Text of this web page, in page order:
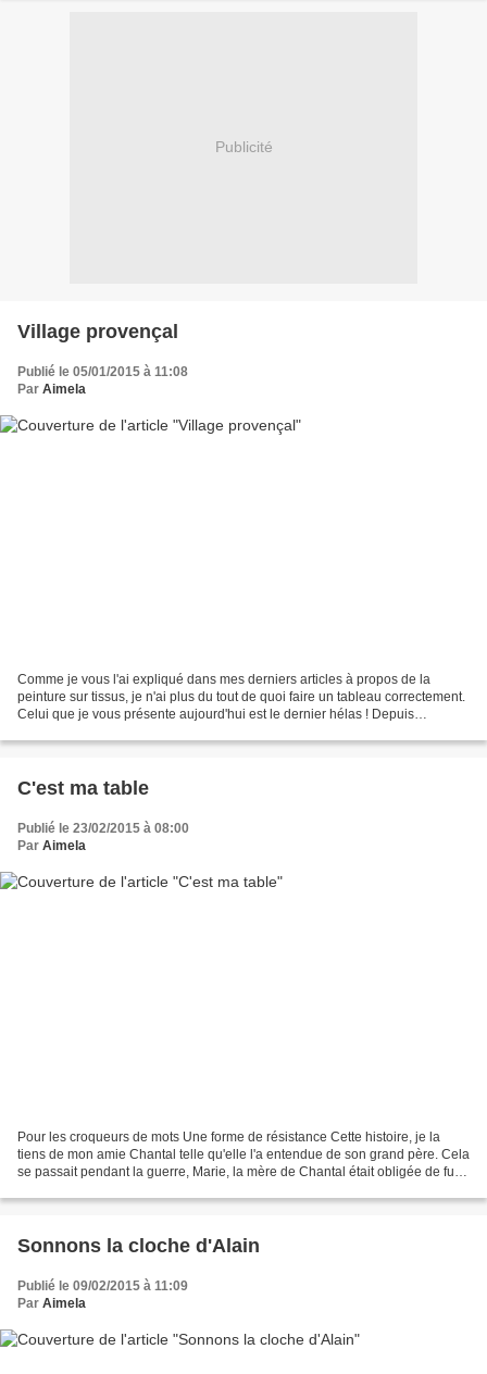
Publicité
Village provençal
Publié le 05/01/2015 à 11:08
Par Aimela
Comme je vous l'ai expliqué dans mes derniers articles à propos de la
peinture sur tissus, je n'ai plus du tout de quoi faire un tableau correctement.
Celui que je vous présente aujourd'hui est le dernier hélas ! Depuis
C'est ma table
Publié le 23/02/2015 à 08:00
Par Aimela
Pour les croqueurs de mots Une forme de résistance Cette histoire, je la
tiens de mon amie Chantal telle qu'elle l'a entendue de son grand père. Cela
se passait pendant la guerre, Marie, la mère de Chantal était obligée de fuir
Sonnons la cloche d'Alain
Publié le 09/02/2015 à 11:09
Par Aimela